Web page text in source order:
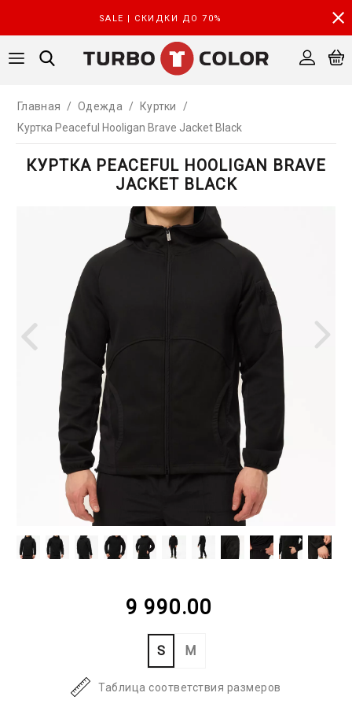
SALE | СКИДКИ ДО 70%
Главная / Одежда / Куртки
/
Куртка Peaceful Hooligan Brave Jacket Black
КУРТКА PEACEFUL HOOLIGAN BRAVE
JACKET BLACK
9 990.00
S M
Таблица соответствия размеров